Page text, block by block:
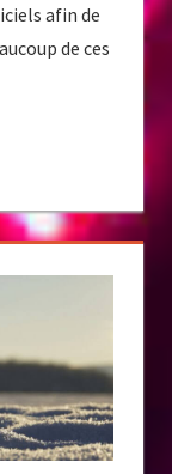
afin de
de ces